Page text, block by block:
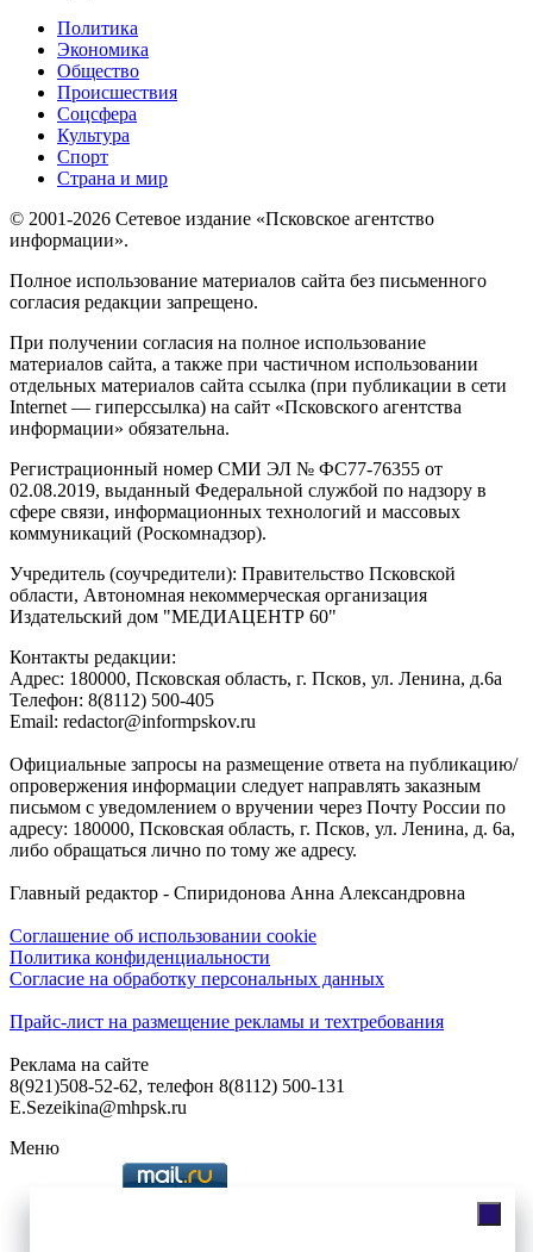
Политика
Экономика
Общество
Происшествия
Соцсфера
Культура
Спорт
Страна и мир
© 2001-2026 Сетевое издание «Псковское агентство
информации».
Полное использование материалов сайта без письменного
согласия редакции запрещено.
При получении согласия на полное использование
материалов сайта, а также при частичном использовании
отдельных материалов сайта ссылка (при публикации в сети
Internet — гиперссылка) на сайт «Псковского агентства
информации» обязательна.
Регистрационный номер СМИ ЭЛ № ФС77-76355 от
02.08.2019, выданный Федеральной службой по надзору в
сфере связи, информационных технологий и массовых
коммуникаций (Роскомнадзор).
Учредитель (соучредители): Правительство Псковской
области, Автономная некоммерческая организация
Издательский дом "МЕДИАЦЕНТР 60"
Контакты редакции:
Адреc: 180000, Псковская область, г. Псков, ул. Ленина, д.6а
Телефон: 8(8112) 500-405
Email: redactor@informpskov.ru
Официальные запросы на размещение ответа на публикацию/
опровержения информации следует направлять заказным
письмом с уведомлением о вручении через Почту России по
адресу: 180000, Псковская область, г. Псков, ул. Ленина, д. 6а,
либо обращаться лично по тому же адресу.
Главный редактор - Спиридонова Анна Александровна
Соглашение об использовании cookie
Политика конфиденциальности
Согласие на обработку персональных данных
Прайс-лист на размещение рекламы и техтребования
Реклама на сайте
8(921)508-52-62, телефон 8(8112) 500-131
E.Sezeikina@mhpsk.ru
Меню